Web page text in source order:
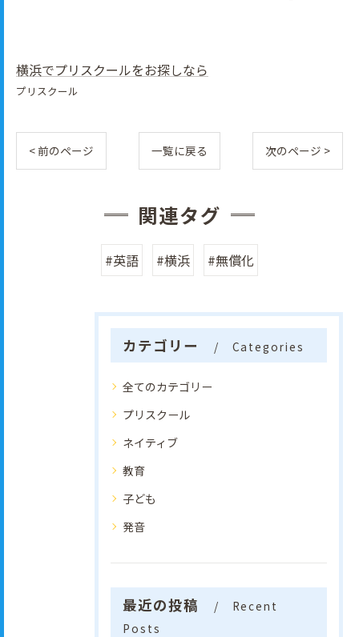
横浜でプリスクールをお探しなら
プリスクール
< 前のページ 一覧に戻る 次のページ >
関連タグ
#英語 #横浜 #無償化
カテゴリー Categories
全てのカテゴリー
プリスクール
ネイティブ
教育
子ども
発音
最近の投稿
Recent
Posts